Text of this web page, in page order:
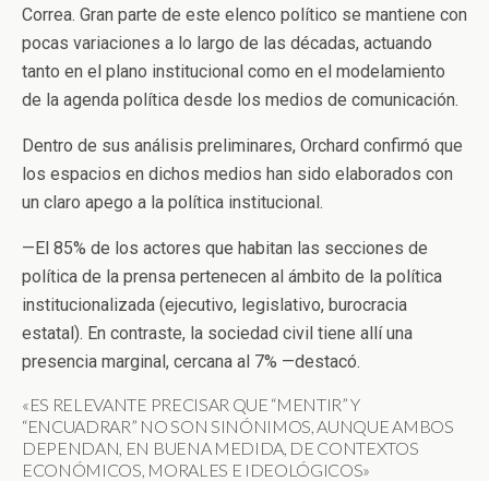
Correa. Gran parte de este elenco político se mantiene con
pocas variaciones a lo largo de las décadas, actuando
tanto en el plano institucional como en el modelamiento
de la agenda política desde los medios de comunicación.
Dentro de sus análisis preliminares, Orchard confirmó que
los espacios en dichos medios han sido elaborados con
un claro apego a la política institucional.
—El 85% de los actores que habitan las secciones de
política de la prensa pertenecen al ámbito de la política
institucionalizada (ejecutivo, legislativo, burocracia
estatal). En contraste, la sociedad civil tiene allí una
presencia marginal, cercana al 7% —destacó.
«ES RELEVANTE PRECISAR QUE “MENTIR” Y
“ENCUADRAR” NO SON SINÓNIMOS, AUNQUE AMBOS
DEPENDAN, EN BUENA MEDIDA, DE CONTEXTOS
ECONÓMICOS, MORALES E IDEOLÓGICOS»